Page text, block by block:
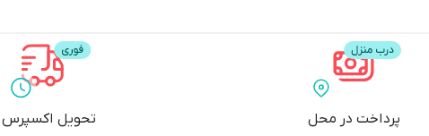
پرداخت در محل تحویل اکسپرس